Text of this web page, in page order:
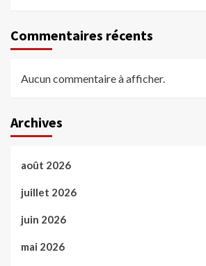
Commentaires récents
Aucun commentaire à afficher.
Archives
août 2026
juillet 2026
juin 2026
mai 2026